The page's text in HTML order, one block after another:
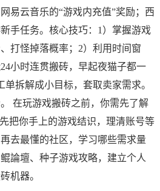
易云音乐的“游戏内充值”奖励；西
手任务。核心技巧：1）掌握游戏
打怪掉落概率；2）利用时间窗
小时连贯搬砖，早起夜猫子都一
拆解成小目标，套取卖家需求。
在玩游戏搬砖之前，你需先了解
把你手上的游戏结识，理清账号等
去最懂的社区，学习哪些需求量
論壇、种子游戏攻略，建立个人
机器。